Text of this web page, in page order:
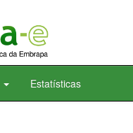
Estatísticas